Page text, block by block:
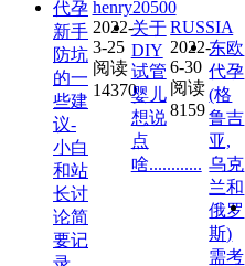
代孕
新手
防坑
的一
些建
议-
小白
和站
长讨
论简
要记
henry20500
2022-
3-25
阅读
14370
关于
DIY
试管
婴儿
想说
点
啥............
RUSSIA
2022-
6-30
阅读
8159
东欧
代孕
(格
鲁吉
亚,
乌克
兰和
俄罗
斯)
需考